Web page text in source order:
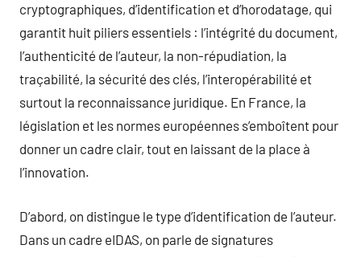
cryptographiques, d’identification et d’horodatage, qui
garantit huit piliers essentiels : l’intégrité du document,
l’authenticité de l’auteur, la non-répudiation, la
traçabilité, la sécurité des clés, l’interopérabilité et
surtout la reconnaissance juridique. En France, la
législation et les normes européennes s’emboîtent pour
donner un cadre clair, tout en laissant de la place à
l’innovation.
D’abord, on distingue le type d’identification de l’auteur.
Dans un cadre eIDAS, on parle de signatures